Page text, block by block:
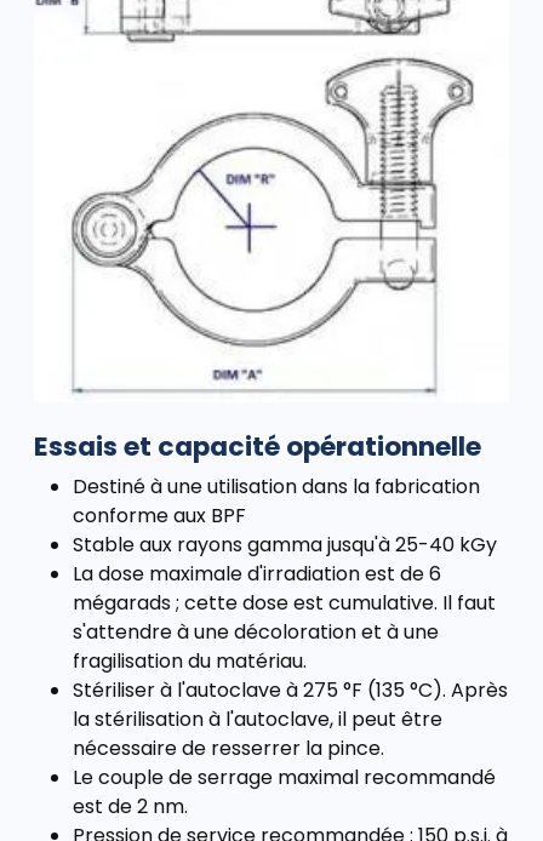
Essais et capacité opérationnelle
Destiné à une utilisation dans la fabrication
conforme aux BPF
Stable aux rayons gamma jusqu'à 25-40 kGy
La dose maximale d'irradiation est de 6
mégarads ; cette dose est cumulative. Il faut
s'attendre à une décoloration et à une
fragilisation du matériau.
Stériliser à l'autoclave à 275 °F (135 °C). Après
la stérilisation à l'autoclave, il peut être
nécessaire de resserrer la pince.
Le couple de serrage maximal recommandé
est de 2 nm.
Pression de service recommandée : 150 p.s.i. à